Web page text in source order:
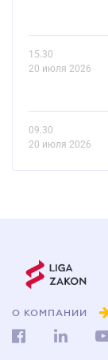
15.30
20 июля 2026
09.30
20 июля 2026
О КОМПАНИИ